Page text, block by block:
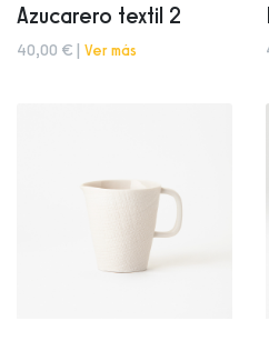
Azucarero textil 2
40,00 € | Ver más